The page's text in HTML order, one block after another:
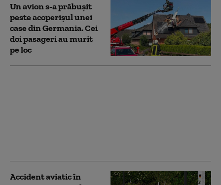
Un avion s-a prăbușit
peste acoperișul unei
case din Germania. Cei
doi pasageri au murit
pe loc
Accident aviatic în